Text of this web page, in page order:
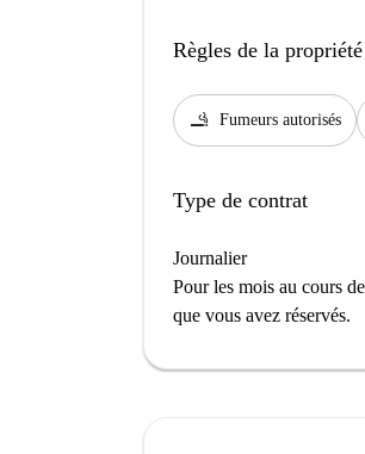
Règles de la propriété
smoking_rooms Fumeurs autorisés
Type de contrat
Journalier
Pour les mois au cours
que vous avez réservés.